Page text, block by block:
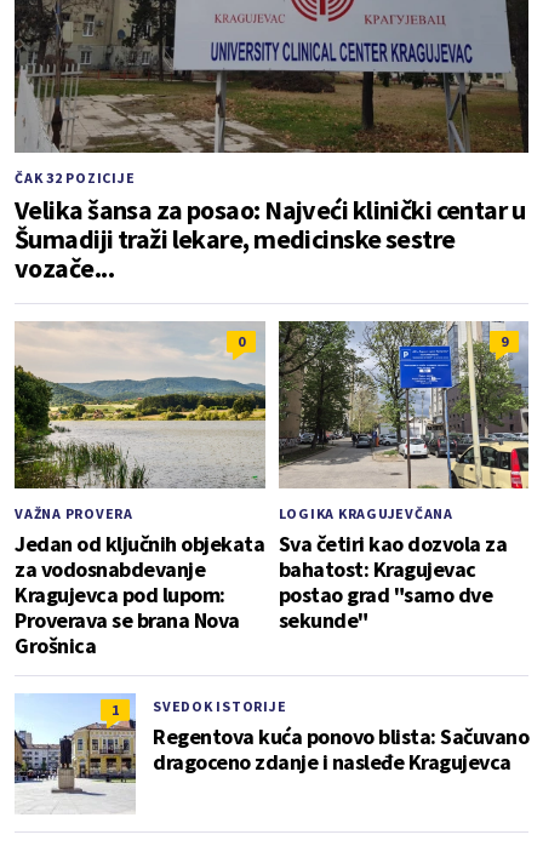
ČAK 32 POZICIJE
Velika šansa za posao: Najveći klinički centar u
Šumadiji traži lekare, medicinske sestre
vozače...
0
VAŽNA PROVERA
Jedan od ključnih objekata
za vodosnabdevanje
Kragujevca pod lupom:
Proverava se brana Nova
Grošnica
9
LOGIKA KRAGUJEVČANA
Sva četiri kao dozvola za
bahatost: Kragujevac
postao grad "samo dve
sekunde"
1 SVEDOK ISTORIJE
Regentova kuća ponovo blista: Sačuvano
dragoceno zdanje i nasleđe Kragujevca